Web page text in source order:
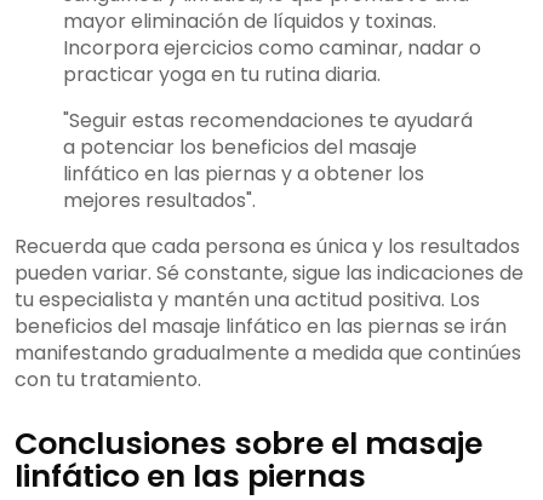
mayor eliminación de líquidos y toxinas.
Incorpora ejercicios como caminar, nadar o
practicar yoga en tu rutina diaria.
"Seguir estas recomendaciones te ayudará
a potenciar los beneficios del masaje
linfático en las piernas y a obtener los
mejores resultados".
Recuerda que cada persona es única y los resultados
pueden variar. Sé constante, sigue las indicaciones de
tu especialista y mantén una actitud positiva. Los
beneficios del masaje linfático en las piernas se irán
manifestando gradualmente a medida que continúes
con tu tratamiento.
Conclusiones sobre el masaje
linfático en las piernas